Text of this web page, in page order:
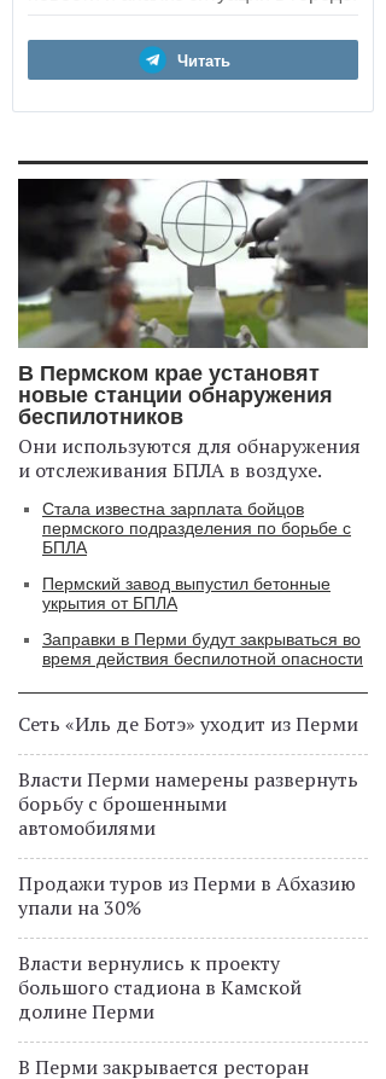
Читать
В Пермском крае установят
новые станции обнаружения
беспилотников
Они используются для обнаружения
и отслеживания БПЛА в воздухе.
Стала известна зарплата бойцов
пермского подразделения по борьбе с
БПЛА
Пермский завод выпустил бетонные
укрытия от БПЛА
Заправки в Перми будут закрываться во
время действия беспилотной опасности
Сеть «Иль де Ботэ» уходит из Перми
Власти Перми намерены развернуть
борьбу с брошенными
автомобилями
Продажи туров из Перми в Абхазию
упали на 30%
Власти вернулись к проекту
большого стадиона в Камской
долине Перми
В Перми закрывается ресторан